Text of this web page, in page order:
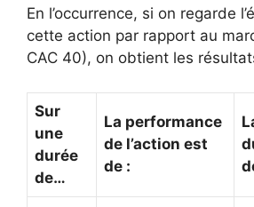
En l’occurrence, si on regarde
cette action par rapport au
CAC 40), on obtient les
Sur
une
durée
de…
La performance
de l’action est
de :